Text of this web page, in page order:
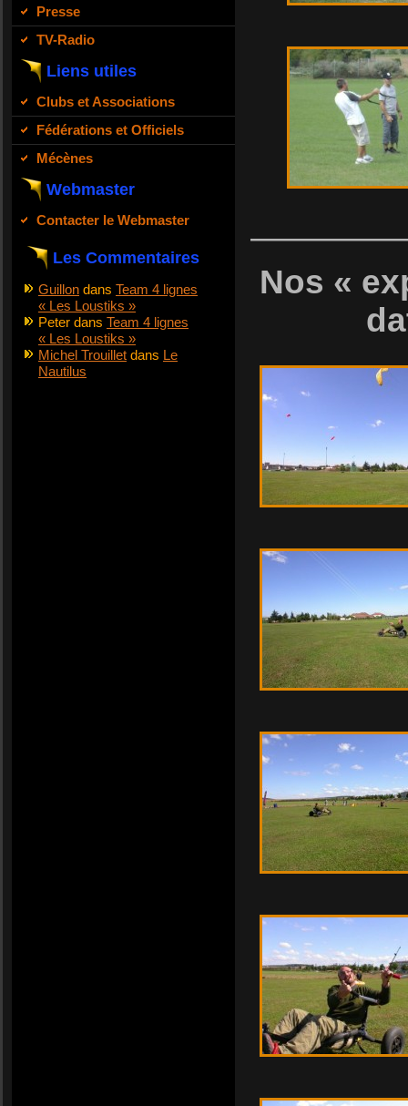
Presse
TV-Radio
Liens utiles
Clubs et Associations
Fédérations et Officiels
Mécènes
Webmaster
Contacter le Webmaster
Les Commentaires
Guillon dans Team 4 lignes
« Les Loustiks »
Peter dans Team 4 lignes
« Les Loustiks »
Michel Trouillet dans Le
Nautilus
Nos «